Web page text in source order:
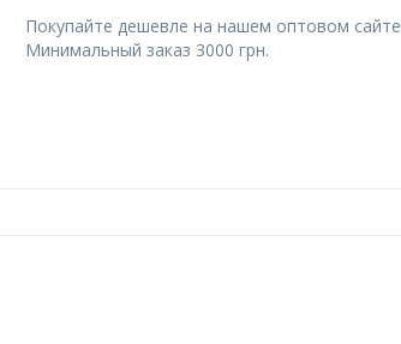
Покупайте дешевле на нашем оптовом сайте
Минимальный заказ 3000 грн.